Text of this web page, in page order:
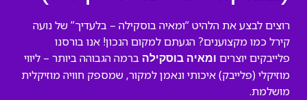
רוצים לבצע את הלהיט “ומאיה בוסקילה – בלעדיך” של נועה
קירל כמו מקצוענים? הגעתם למקום הנכון! אנו בורסנו
פלייבקים יוצרים ומאיה בוסקילה ברמה הגבוהה ביותר – ליווי
מוזיקלי (פלייבק) איכותי ונאמן למקור, שמספק חוויה מוזיקלית
מושלמת.